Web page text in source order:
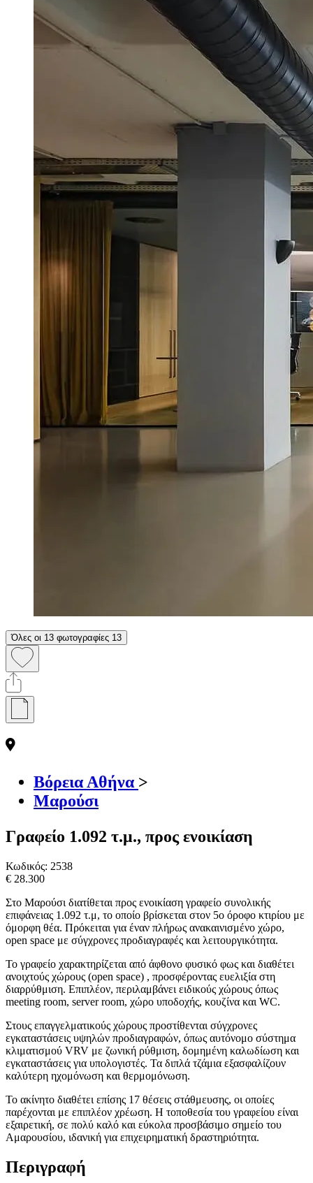
Όλες οι 13 φωτογραφίες 13
Βόρεια Αθήνα >
Μαρούσι
Γραφείο 1.092 τ.μ., προς ενοικίαση
Κωδικός: 2538
€ 28.300
Στο Μαρούσι διατίθεται προς ενοικίαση γραφείο συνολικής
επιφάνειας 1.092 τ.μ, το οποίο βρίσκεται στον 5ο όροφο κτιρίου με
όμορφη θέα. Πρόκειται για έναν πλήρως ανακαινισμένο χώρο,
open space με σύγχρονες προδιαγραφές και λειτουργικότητα.
Το γραφείο χαρακτηρίζεται από άφθονο φυσικό φως και διαθέτει
ανοιχτούς χώρους (open space) , προσφέροντας ευελιξία στη
διαρρύθμιση. Επιπλέον, περιλαμβάνει ειδικούς χώρους όπως
meeting room, server room, χώρο υποδοχής, κουζίνα και WC.
Στους επαγγελματικούς χώρους προστίθενται σύγχρονες
εγκαταστάσεις υψηλών προδιαγραφών, όπως αυτόνομο σύστημα
κλιματισμού VRV με ζωνική ρύθμιση, δομημένη καλωδίωση και
εγκαταστάσεις για υπολογιστές. Τα διπλά τζάμια εξασφαλίζουν
καλύτερη ηχομόνωση και θερμομόνωση.
Το ακίνητο διαθέτει επίσης 17 θέσεις στάθμευσης, οι οποίες
παρέχονται με επιπλέον χρέωση. Η τοποθεσία του γραφείου είναι
εξαιρετική, σε πολύ καλό και εύκολα προσβάσιμο σημείο του
Αμαρουσίου, ιδανική για επιχειρηματική δραστηριότητα.
Περιγραφή